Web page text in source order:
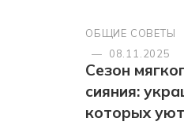
ОБЩИЕ СОВЕТЫ
—
08.11.2025
Сезон
сияния:
которых